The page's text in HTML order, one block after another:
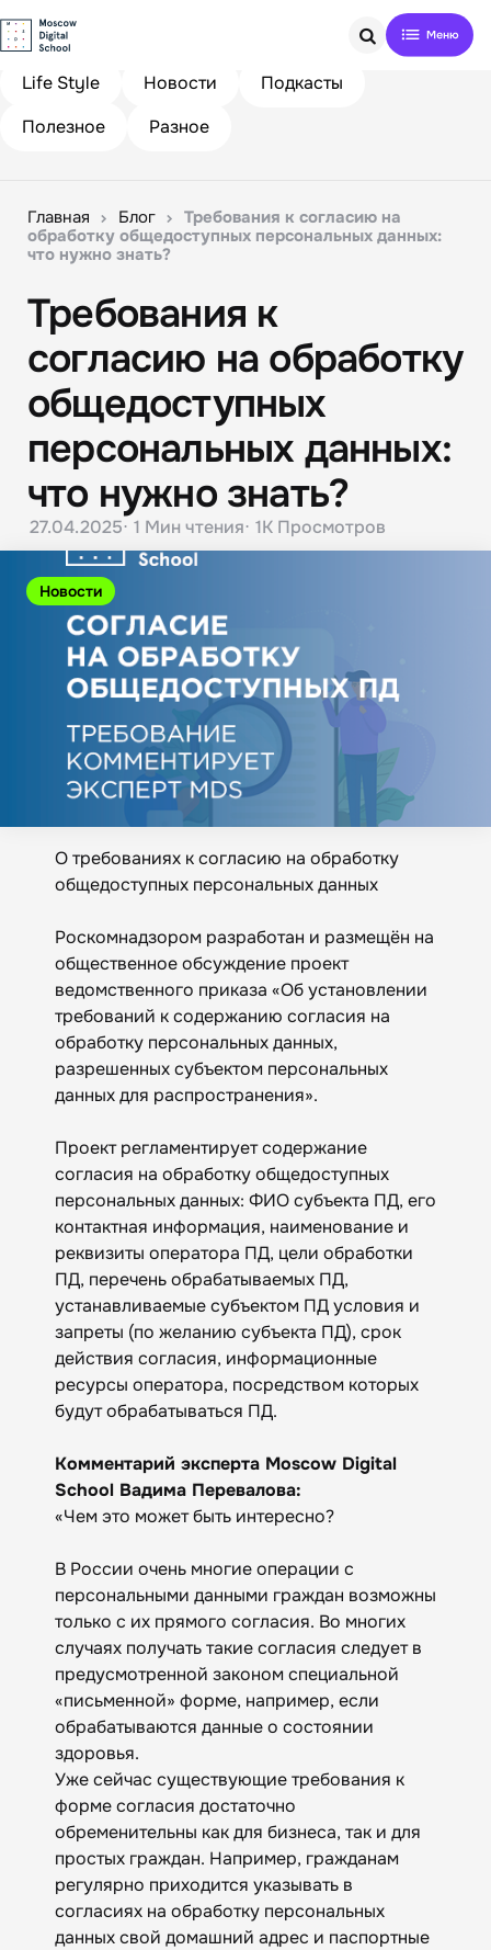
Search
Life Style
Новости
Подкасты
Полезное
Разное
Главная Блог
Требования к согласию на
обработку общедоступных персональных данных:
что нужно знать?
Новости
Требования к
согласию на обработку
общедоступных
персональных данных:
что нужно знать?
27.04.2025 1 Мин чтения 1K Просмотров
О требованиях к согласию на обработку
общедоступных персональных данных
Роскомнадзором разработан и размещён на
общественное обсуждение проект
ведомственного приказа «Об установлении
требований к содержанию согласия на
обработку персональных данных,
разрешенных субъектом персональных
данных для распространения».
Проект регламентирует содержание
согласия на обработку общедоступных
персональных данных: ФИО субъекта ПД, его
контактная информация, наименование и
реквизиты оператора ПД, цели обработки
ПД, перечень обрабатываемых ПД,
устанавливаемые субъектом ПД условия и
запреты (по желанию субъекта ПД), срок
действия согласия, информационные
ресурсы оператора, посредством которых
будут обрабатываться ПД.
Комментарий эксперта Moscow Digital
School Вадима Перевалова:
«Чем это может быть интересно?
В России очень многие операции с
персональными данными граждан возможны
только с их прямого согласия. Во многих
случаях получать такие согласия следует в
предусмотренной законом специальной
«письменной» форме, например, если
обрабатываются данные о состоянии
здоровья.
Уже сейчас существующие требования к
форме согласия достаточно
обременительны как для бизнеса, так и для
простых граждан. Например, гражданам
регулярно приходится указывать в
согласиях на обработку персональных
данных свой домашний адрес и паспортные